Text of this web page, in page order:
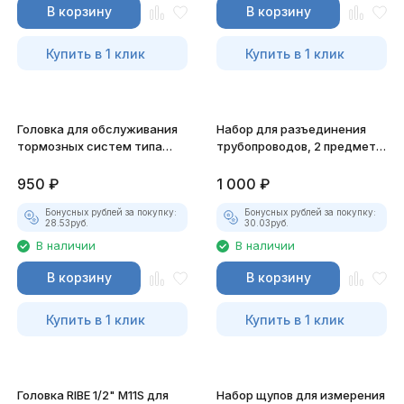
В корзину
Купить в 1 клик
В корзину
Купить в 1 клик
Головка для обслуживания
тормозных систем типа
1/2"х19мм JTC-1366
950 ₽
Бонусных рублей за покупку:
28.53руб.
В наличии
В корзину
Купить в 1 клик
Набор для разъединения
трубопроводов, 2 предмета
1 000 ₽
Бонусных рублей за покупку:
30.03руб.
В наличии
В корзину
Купить в 1 клик
Головка RIBE 1/2" M11S для Набор щупов для измерения